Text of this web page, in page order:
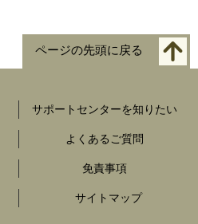
ページの先頭に戻る
サポートセンターを知りたい
よくあるご質問
免責事項
サイトマップ